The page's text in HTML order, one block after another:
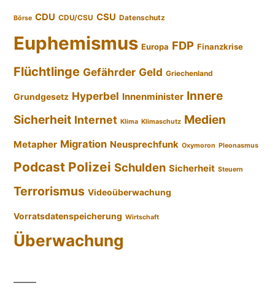
Börse CDU CDU/CSU CSU Datenschutz
Euphemismus Europa FDP Finanzkrise
Flüchtlinge Gefährder Geld Griechenland
Grundgesetz Hyperbel Innenminister Innere
Sicherheit Internet Klima Klimaschutz Medien
Metapher Migration Neusprechfunk Oxymoron Pleonasmus
Podcast Polizei Schulden Sicherheit Steuern
Terrorismus Videoüberwachung
Vorratsdatenspeicherung Wirtschaft
Überwachung